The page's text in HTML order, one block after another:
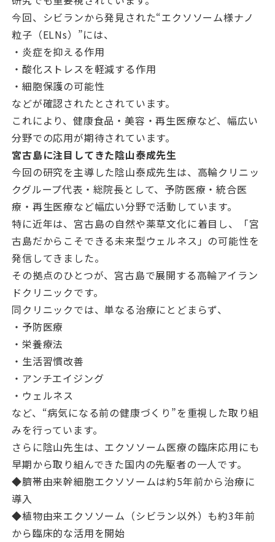
今回、シビランから発見された“エクソソーム様ナノ
粒子（ELNs）”には、
・炎症を抑える作用
・酸化ストレスを軽減する作用
・細胞保護の可能性
などが確認されたとされています。
これにより、健康食品・美容・再生医療など、幅広い
分野での応用が期待されています。
宮古島に注目してきた陰山泰成先生
今回の研究を主導した陰山泰成先生は、高輪クリニッ
クグループ代表・総院長として、予防医療・統合医
療・再生医療など幅広い分野で活動しています。
特に近年は、宮古島の自然や薬草文化に着目し、「宮
古島だからこそできる未来型ウェルネス」の可能性を
発信してきました。
その拠点のひとつが、宮古島で展開する高輪アイラン
ドクリニックです。
同クリニックでは、単なる治療にとどまらず、
・予防医療
・栄養療法
・生活習慣改善
・アンチエイジング
・ウェルネス
など、“病気になる前の健康づくり”を重視した取り組
みを行っています。
さらに陰山先生は、エクソソーム医療の臨床応用にも
早期から取り組んできた国内の先駆者の一人です。
◆臍帯由来幹細胞エクソソームは約5年前から治療に
導入
◆植物由来エクソソーム（シビラン以外）も約3年前
から臨床的な活用を開始